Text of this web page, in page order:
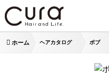
ホーム ヘアカタログ ボブ